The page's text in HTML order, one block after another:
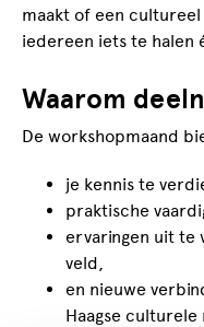
maakt of een
iedereen iets te halen
Waarom
De workshopmaand
je kennis te
praktische
ervaringen uit te
veld,
en nieuwe
Haagse